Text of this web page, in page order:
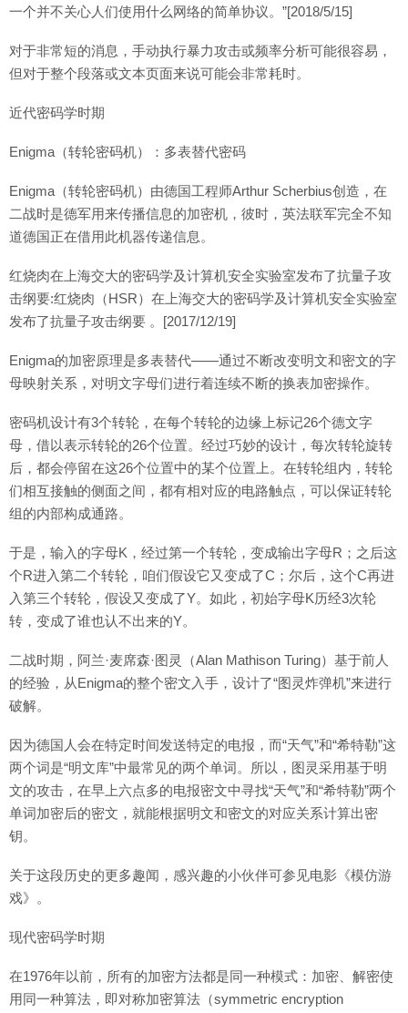
一个并不关心人们使用什么网络的简单协议。”[2018/5/15]
对于非常短的消息，手动执行暴力攻击或频率分析可能很容易，
但对于整个段落或文本页面来说可能会非常耗时。
近代密码学时期
Enigma（转轮密码机）：多表替代密码
Enigma（转轮密码机）由德国工程师Arthur Scherbius创造，在
二战时是德军用来传播信息的加密机，彼时，英法联军完全不知
道德国正在借用此机器传递信息。
红烧肉在上海交大的密码学及计算机安全实验室发布了抗量子攻
击纲要:红烧肉（HSR）在上海交大的密码学及计算机安全实验室
发布了抗量子攻击纲要 。[2017/12/19]
Enigma的加密原理是多表替代——通过不断改变明文和密文的字
母映射关系，对明文字母们进行着连续不断的换表加密操作。
密码机设计有3个转轮，在每个转轮的边缘上标记26个德文字
母，借以表示转轮的26个位置。经过巧妙的设计，每次转轮旋转
后，都会停留在这26个位置中的某个位置上。在转轮组内，转轮
们相互接触的侧面之间，都有相对应的电路触点，可以保证转轮
组的内部构成通路。
于是，输入的字母K，经过第一个转轮，变成输出字母R；之后这
个R进入第二个转轮，咱们假设它又变成了C；尔后，这个C再进
入第三个转轮，假设又变成了Y。如此，初始字母K历经3次轮
转，变成了谁也认不出来的Y。
二战时期，阿兰·麦席森·图灵（Alan Mathison Turing）基于前人
的经验，从Enigma的整个密文入手，设计了“图灵炸弹机”来进行
破解。
因为德国人会在特定时间发送特定的电报，而“天气”和“希特勒”这
两个词是“明文库”中最常见的两个单词。所以，图灵采用基于明
文的攻击，在早上六点多的电报密文中寻找“天气”和“希特勒”两个
单词加密后的密文，就能根据明文和密文的对应关系计算出密
钥。
关于这段历史的更多趣闻，感兴趣的小伙伴可参见电影《模仿游
戏》。
现代密码学时期
在1976年以前，所有的加密方法都是同一种模式：加密、解密使
用同一种算法，即对称加密算法（symmetric encryption